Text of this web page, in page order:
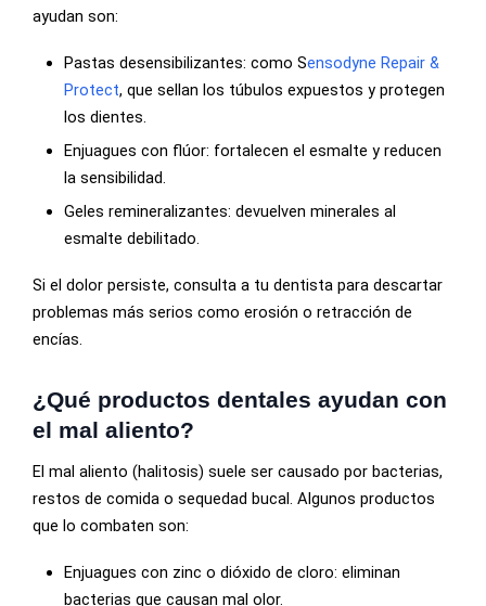
ayudan son:
Pastas desensibilizantes: como Sensodyne Repair &
Protect, que sellan los túbulos expuestos y protegen
los dientes.
Enjuagues con flúor: fortalecen el esmalte y reducen
la sensibilidad.
Geles remineralizantes: devuelven minerales al
esmalte debilitado.
Si el dolor persiste, consulta a tu dentista para descartar
problemas más serios como erosión o retracción de
encías.
¿Qué productos dentales ayudan con
el mal aliento?
El mal aliento (halitosis) suele ser causado por bacterias,
restos de comida o sequedad bucal. Algunos productos
que lo combaten son:
Enjuagues con zinc o dióxido de cloro: eliminan
bacterias que causan mal olor.